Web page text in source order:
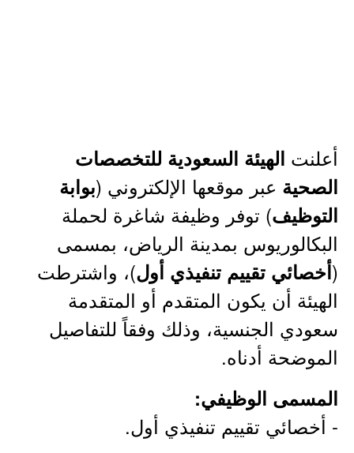
أعلنت الهيئة السعودية للتخصصات
الصحية عبر موقعها الإلكتروني (بوابة
التوظيف) توفر وظيفة شاغرة لحملة
البكالوريوس بمدينة الرياض، بمسمى
(أخصائي تقييم تنفيذي أول)، واشترطت
الهيئة أن يكون المتقدم أو المتقدمة
سعودي الجنسية، وذلك وفقاً للتفاصيل
الموضحة أدناه.
المسمى الوظيفي:
- أخصائي تقييم تنفيذي أول.